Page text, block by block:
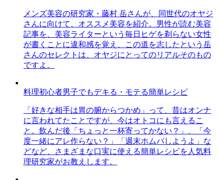
メンズ美容の研究家・藤村 岳さんが、同世代のオヤジ
さんに向けて、オススメ美容を紹介。男性が読む美容
記事を、美容ライターという毎日ヒゲを剃らない女性
が書くことに違和感を覚え、この道を志したという岳
さんのセレクトは、オヤジにとってのリアルそのもの
ですよ。
料理初心者男子でもデキる・モテる簡単レシピ
「好きな相手は胃の腑からつかめ」って、昔はオンナ
に言われてたことですが、今はオトコにも言えるこ
と。飲んだ後「ちょっと一杯寄ってかない？」、「今
度一緒にアレ作らない？」「週末ホムパしようよ」な
どなど、さまざまな口実に使える簡単レシピを人気料
理研究家がお教えします。